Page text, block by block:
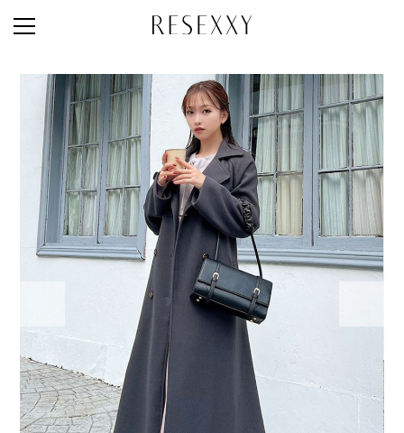
STAFF STYLE
NEWS
MAGAZINE
LOOK BOOK
NEW ARRIVAL
RANKING
STYLE PHOTO
CONCEPT
ONLINE STORE